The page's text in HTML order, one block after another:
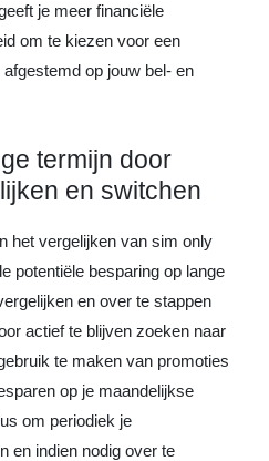
je meer financiële
om te kiezen voor een
op jouw bel- en
termijn door
en switchen
het vergelijken van sim only
potentiële besparing op lange
en over te stappen
actief te blijven zoeken naar
te maken van promoties
op je maandelijkse
om periodiek je
en indien nodig over te